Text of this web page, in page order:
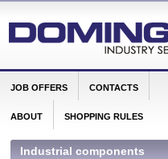
JOB OFFERS CONTACTS
ABOUT SHOPPING RULES
Industrial components